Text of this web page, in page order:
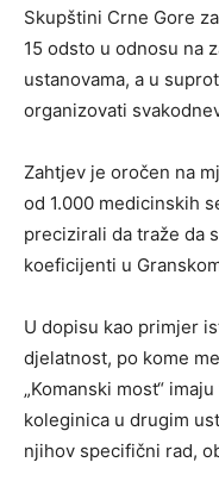
Skupštini Crne Gore
15 odsto u odnosu na
ustanovama, a u
organizovati
Zahtjev je oročen na
od 1.000 medicinskih
precizirali da traže da
koeficijenti u
U dopisu kao primjer
djelatnost, po kome
„Komanski most“
koleginica u drugim
njihov specifični rad,